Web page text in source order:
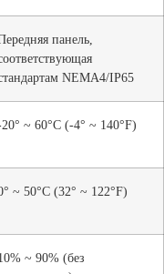
панель,
NEMA4/IP65
~ 60°C (-4° ~ 140°F)
~ 50°C (32° ~ 122°F)
~ 90% (без